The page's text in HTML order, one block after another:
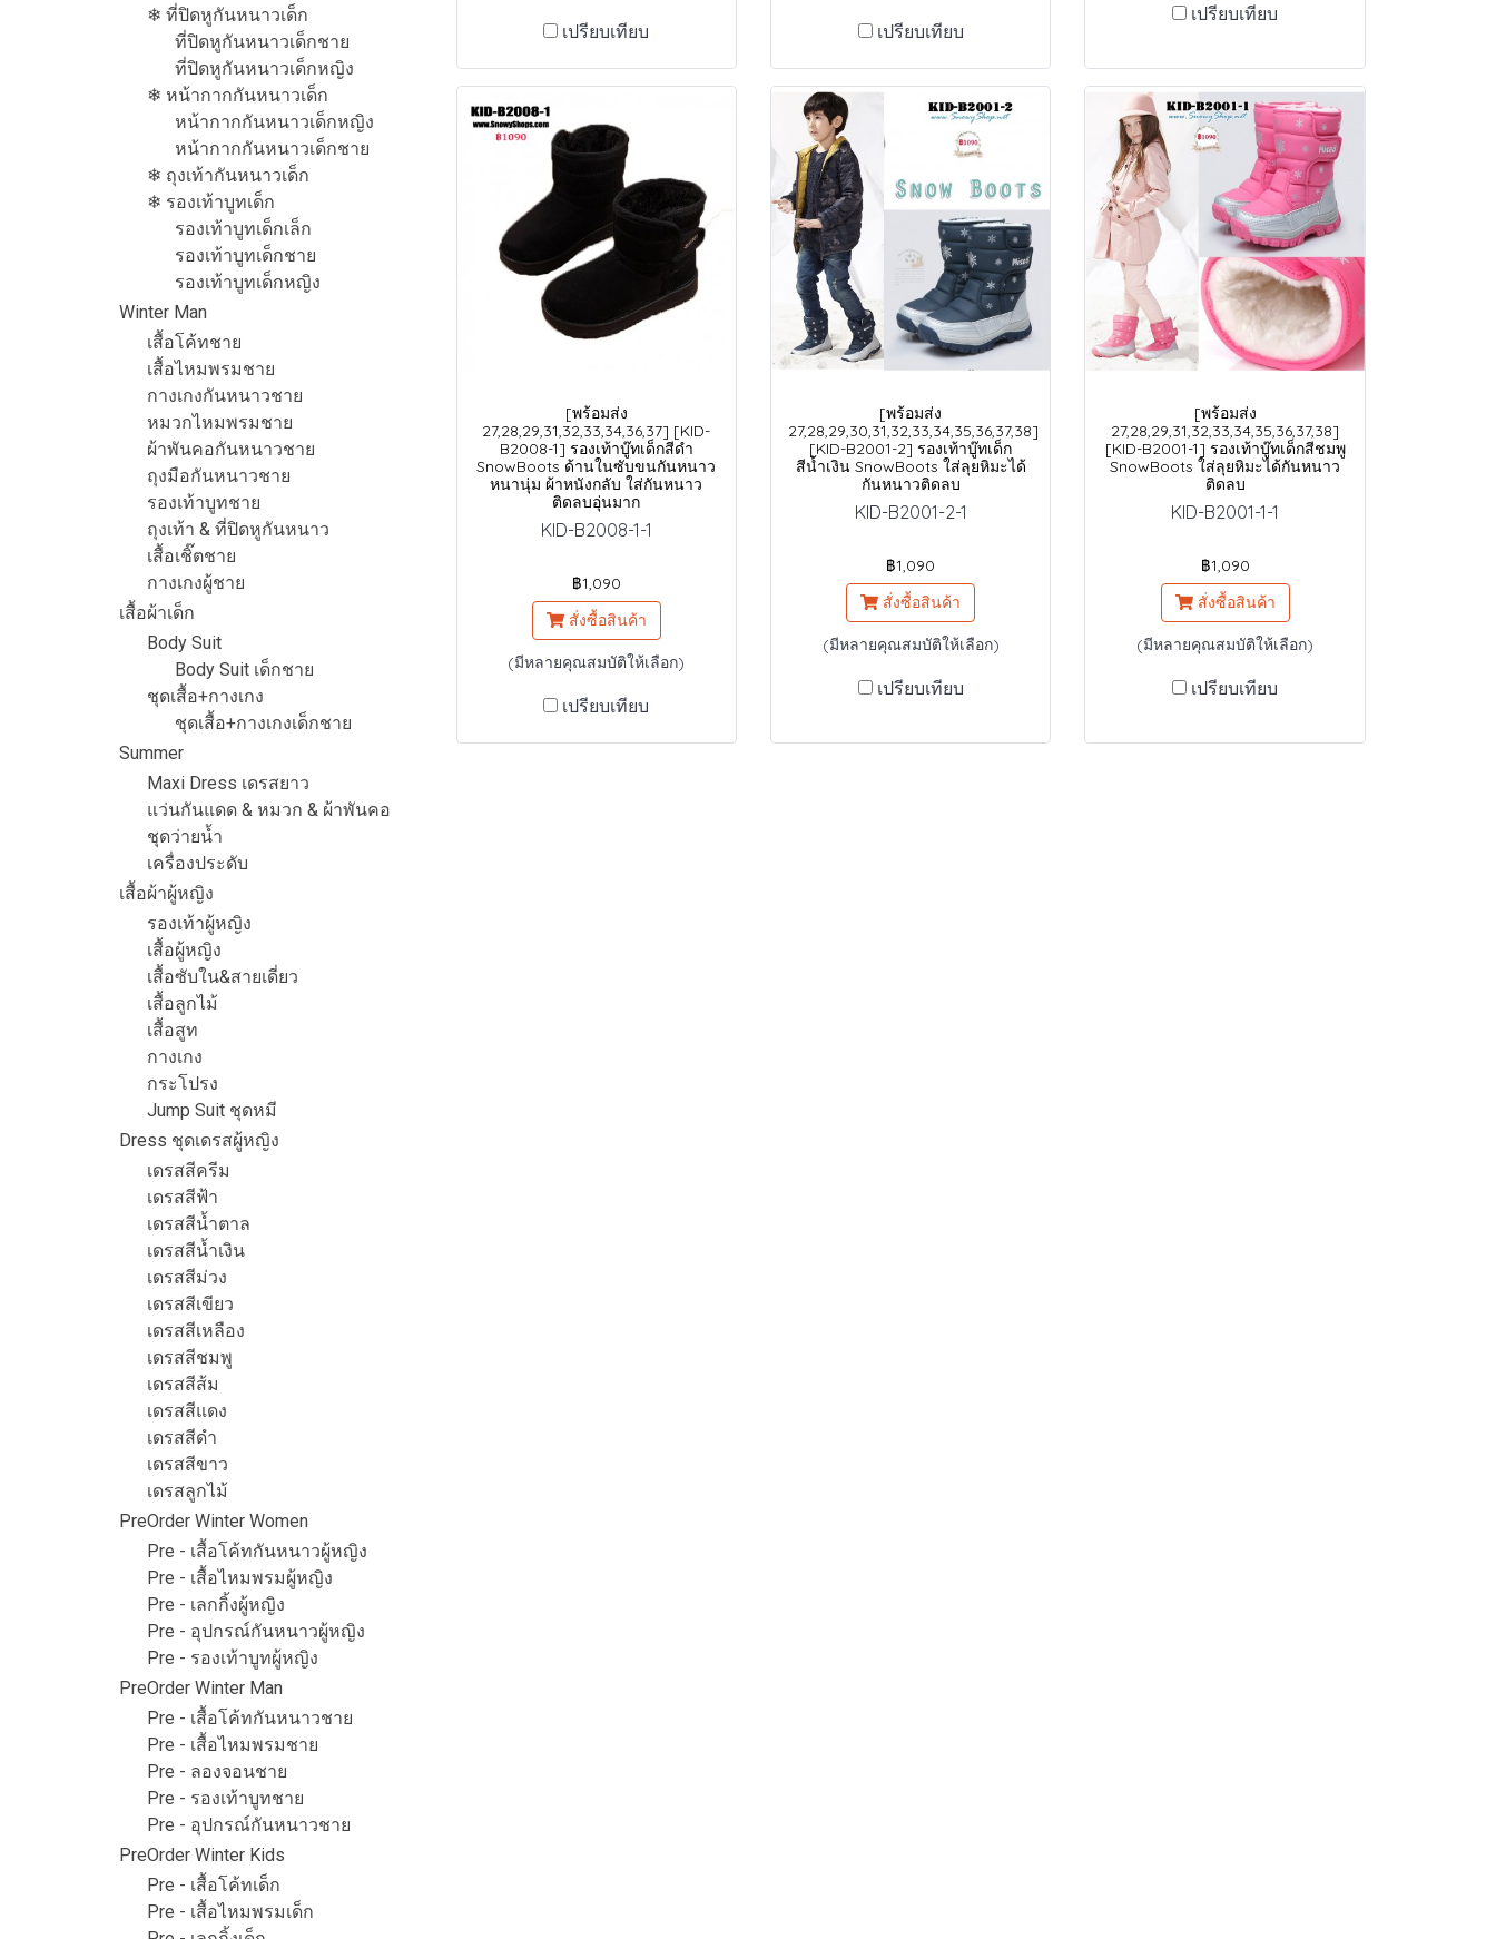
เปรียบเทียบ เปรียบเทียบ
เปรียบเทียบ
[พร้อมส่ง
27,28,29,31,32,33,34,36,37] [KID-
B2008-1] รองเท้าบู๊ทเด็กสีดำ
SnowBoots ด้านในซับขนกันหนาว
หนานุ่ม ผ้าหนังกลับ ใส่กันหนาว
ติดลบอุ่นมาก
KID-B2008-1-1
฿1,090
สั่งซื้อสินค้า
(มีหลายคุณสมบัติให้เลือก)
เปรียบเทียบ
[พร้อมส่ง
27,28,29,30,31,32,33,34,35,36,37,38]
[KID-B2001-2] รองเท้าบู๊ทเด็ก
สีน้ำเงิน SnowBoots ใส่ลุยหิมะได้
กันหนาวติดลบ
KID-B2001-2-1
฿1,090
สั่งซื้อสินค้า
(มีหลายคุณสมบัติให้เลือก)
เปรียบเทียบ
[พร้อมส่ง
27,28,29,31,32,33,34,35,36,37,38]
[KID-B2001-1] รองเท้าบู๊ทเด็กสีชมพู
SnowBoots ใส่ลุยหิมะได้กันหนาว
ติดลบ
KID-B2001-1-1
฿1,090
สั่งซื้อสินค้า
(มีหลายคุณสมบัติให้เลือก)
เปรียบเทียบ
❄ ที่ปิดหูกันหนาวเด็ก
ที่ปิดหูกันหนาวเด็กชาย
ที่ปิดหูกันหนาวเด็กหญิง
❄ หน้ากากกันหนาวเด็ก
หน้ากากกันหนาวเด็กหญิง
หน้ากากกันหนาวเด็กชาย
❄ ถุงเท้ากันหนาวเด็ก
❄ รองเท้าบูทเด็ก
รองเท้าบูทเด็กเล็ก
รองเท้าบูทเด็กชาย
รองเท้าบูทเด็กหญิง
Winter Man
เสื้อโค้ทชาย
เสื้อไหมพรมชาย
กางเกงกันหนาวชาย
หมวกไหมพรมชาย
ผ้าพันคอกันหนาวชาย
ถุงมือกันหนาวชาย
รองเท้าบูทชาย
ถุงเท้า & ที่ปิดหูกันหนาว
เสื้อเชิ๊ตชาย
กางเกงผู้ชาย
เสื้อผ้าเด็ก
Body Suit
Body Suit เด็กชาย
ชุดเสื้อ+กางเกง
ชุดเสื้อ+กางเกงเด็กชาย
Summer
Maxi Dress เดรสยาว
แว่นกันแดด & หมวก & ผ้าพันคอ
ชุดว่ายน้ำ
เครื่องประดับ
เสื้อผ้าผู้หญิง
รองเท้าผู้หญิง
เสื้อผู้หญิง
เสื้อซับใน&สายเดี่ยว
เสื้อลูกไม้
เสื้อสูท
กางเกง
กระโปรง
Jump Suit ชุดหมี
Dress ชุดเดรสผู้หญิง
เดรสสีครีม
เดรสสีฟ้า
เดรสสีน้ำตาล
เดรสสีน้ำเงิน
เดรสสีม่วง
เดรสสีเขียว
เดรสสีเหลือง
เดรสสีชมพู
เดรสสีส้ม
เดรสสีแดง
เดรสสีดำ
เดรสสีขาว
เดรสลูกไม้
PreOrder Winter Women
Pre - เสื้อโค้ทกันหนาวผู้หญิง
Pre - เสื้อไหมพรมผู้หญิง
Pre - เลกกิ้งผู้หญิง
Pre - อุปกรณ์กันหนาวผู้หญิง
Pre - รองเท้าบูทผู้หญิง
PreOrder Winter Man
Pre - เสื้อโค้ทกันหนาวชาย
Pre - เสื้อไหมพรมชาย
Pre - ลองจอนชาย
Pre - รองเท้าบูทชาย
Pre - อุปกรณ์กันหนาวชาย
PreOrder Winter Kids
Pre - เสื้อโค้ทเด็ก
Pre - เสื้อไหมพรมเด็ก